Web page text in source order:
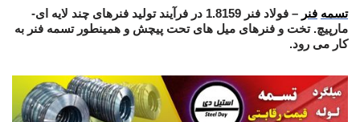
تسمه فنر
– فولاد فنر 1.8159 در فرآیند تولید فنرهای چند لایه ای-
مارپیچ. تخت و فنرهای میل های تحت پیچش و همینطور تسمه فنر به
کار می رود.